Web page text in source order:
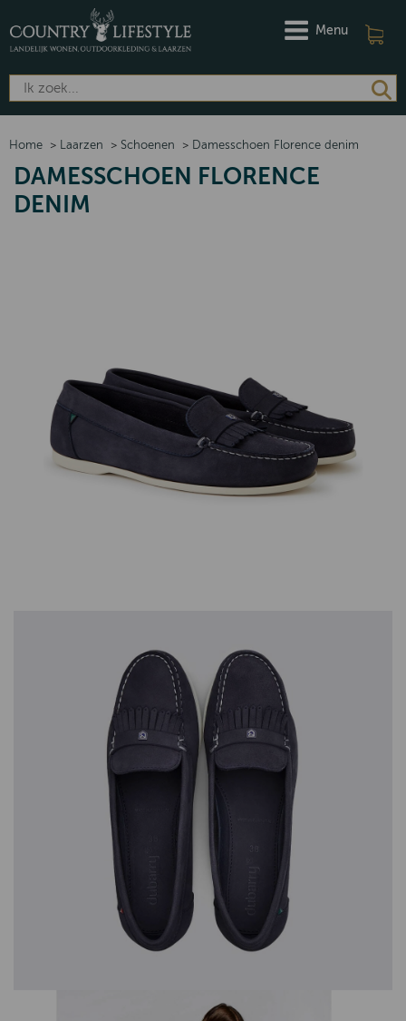
Menu
Home > Laarzen > Schoenen > Damesschoen Florence denim
DAMESSCHOEN FLORENCE
DENIM